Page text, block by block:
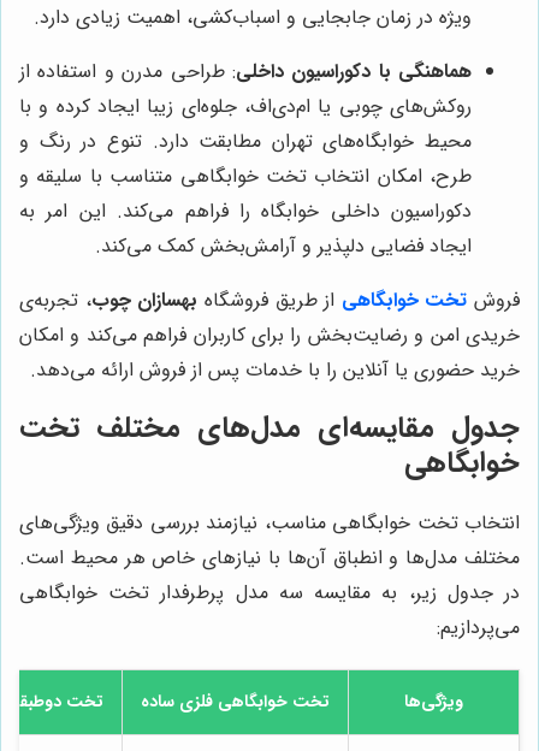
ویژه در زمان جابجایی و اسباب‌کشی، اهمیت زیادی دارد.
هماهنگی با دکوراسیون داخلی: طراحی مدرن و استفاده از
روکش‌های چوبی یا ام‌دی‌اف، جلوه‌ای زیبا ایجاد کرده و با
محیط خوابگاه‌های تهران مطابقت دارد. تنوع در رنگ و
طرح، امکان انتخاب تخت خوابگاهی متناسب با سلیقه و
دکوراسیون داخلی خوابگاه را فراهم می‌کند. این امر به
ایجاد فضایی دلپذیر و آرامش‌بخش کمک می‌کند.
فروش تخت خوابگاهی از طریق فروشگاه بهسازان چوب، تجربه‌ی
خریدی امن و رضایت‌بخش را برای کاربران فراهم می‌کند و امکان
خرید حضوری یا آنلاین را با خدمات پس از فروش ارائه می‌دهد.
جدول مقایسه‌ای مدل‌های مختلف تخت
خوابگاهی
انتخاب تخت خوابگاهی مناسب، نیازمند بررسی دقیق ویژگی‌های
مختلف مدل‌ها و انطباق آن‌ها با نیازهای خاص هر محیط است.
در جدول زیر، به مقایسه سه مدل پرطرفدار تخت خوابگاهی
می‌پردازیم:
ویژگی‌ها تخت خوابگاهی فلزی ساده تخت دوطبقه